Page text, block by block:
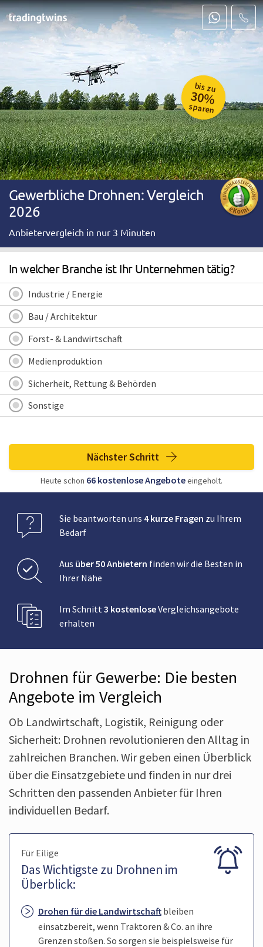
bis zu
30%
sparen
Gewerbliche Drohnen: Vergleich
2026
Anbietervergleich in nur 3 Minuten
In welcher Branche ist Ihr Unternehmen tätig?
Industrie / Energie
Bau / Architektur
Forst- & Landwirtschaft
Medienproduktion
Sicherheit, Rettung & Behörden
Sonstige
Nächster Schritt
Heute schon 66 kostenloseAngeboteeingeholt.
Sie beantworten uns 4 kurze Fragen zu Ihrem
Bedarf
Aus über 50 Anbietern finden wir die Besten in
Ihrer Nähe
Im Schnitt 3 kostenloseVergleichsangebote
erhalten
Drohnen für Gewerbe: Die besten
Angebote im Vergleich
Ob Landwirtschaft, Logistik, Reinigung oder
Sicherheit: Drohnen revolutionieren den Alltag in
zahlreichen Branchen. Wir geben einen Überblick
über die Einsatzgebiete und finden in nur drei
Schritten den passenden Anbieter für Ihren
individuellen Bedarf.
Für Eilige
Das Wichtigste zu Drohnen im
Überblick:
Drohen für die Landwirtschaftbleiben
einsatzbereit, wenn Traktoren & Co. an ihre
Grenzen stoßen. So sorgen sie beispielsweise für